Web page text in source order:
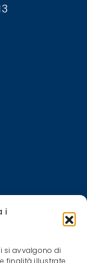
i
si avvalgono di
finalità illustrate